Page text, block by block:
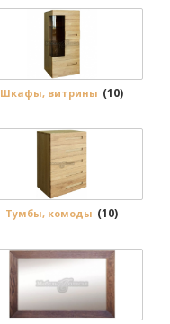
Шкафы, витрины (10)
Тумбы, комоды (10)